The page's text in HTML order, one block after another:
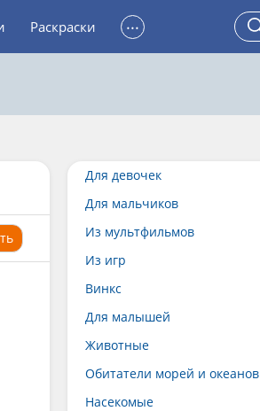
Раскраски ...
Для девочек
Для мальчиков
Из мультфильмов
Из игр
Винкс
Для малышей
Животные
Обитатели морей и океанов
Насекомые